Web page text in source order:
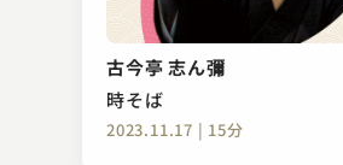
古今亭 志ん彌
時そば
2023.11.17 | 15分
古今亭 雛菊
お見立て
2025.12.04 | 27分